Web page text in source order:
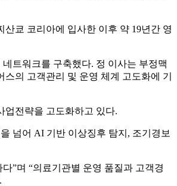
산쿄 코리아에 입사한 이후 약 19년간 영
트워크를 구축했다. 정 이사는 부정맥
의 고객관리 및 운영 체계 고도화에 기
업전략을 고도화하고 있다.
넘어 AI 기반 이상징후 탐지, 조기경보
”며 “의료기관별 운영 품질과 고객경